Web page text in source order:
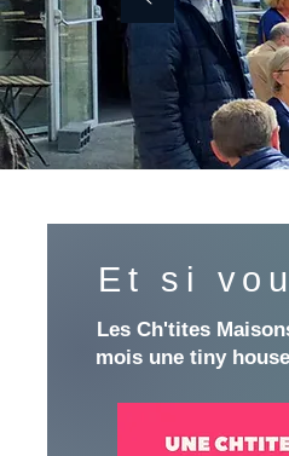
Et si
Les Ch'tites
mois une tiny